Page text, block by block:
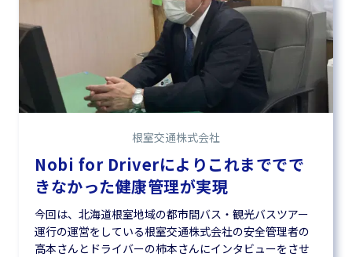
根室交通株式会社
Nobi for Driverによりこれまででで
きなかった健康管理が実現
今回は、北海道根室地域の都市間バス・観光バスツアー
運行の運営をしている根室交通株式会社の安全管理者の
高本さんとドライバーの柿本さんにインタビューをさせ